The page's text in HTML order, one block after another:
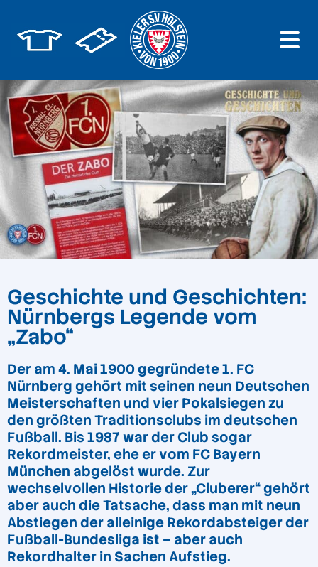
Geschichte und Geschichten:
Nürnbergs Legende vom
„Zabo“
Der am 4. Mai 1900 gegründete 1. FC
Nürnberg gehört mit seinen neun Deutschen
Meisterschaften und vier Pokalsiegen zu
den größten Traditionsclubs im deutschen
Fußball. Bis 1987 war der Club sogar
Rekordmeister, ehe er vom FC Bayern
München abgelöst wurde. Zur
wechselvollen Historie der „Cluberer“ gehört
aber auch die Tatsache, dass man mit neun
Abstiegen der alleinige Rekordabsteiger der
Fußball-Bundesliga ist – aber auch
Rekordhalter in Sachen Aufstieg.